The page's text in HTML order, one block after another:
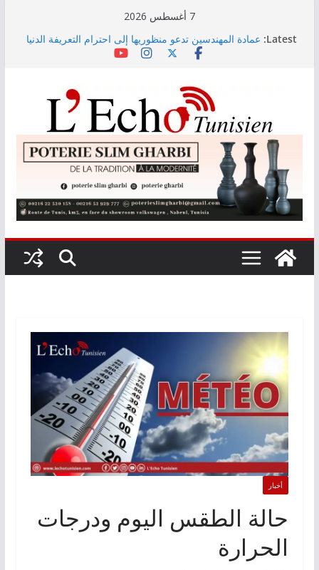
7 أغسطس 2026
Latest: عمادة المهندسين تدعو منظوريها إلى احترام التعريفة الدنيا
أمين بودشارت يلتقي جمهور بنزرت في تجربة موسيقية
استثنائية تجمع الفنان بالجمهور
بالمائة إلى موفى ماي 2026
اختيار معهد باستور مركزا إقليميا لشمال إفريقيا في مراقبة
مياه الصرف الصحي والبيئة
أخبار
حالة الطقس اليوم ودرجات
الحرارة